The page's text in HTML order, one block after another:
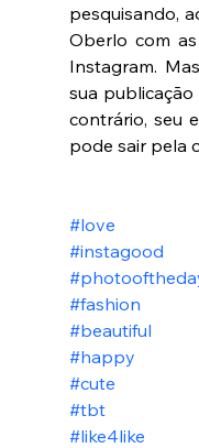
pesquisando,
Oberlo com
Instagram.
sua
contrário, seu
pode sair pela
#love
#instagood
#fashion
#beautiful
#happy
#cute
#tbt
#like4like